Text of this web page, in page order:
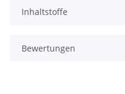
Inhaltstoffe
Bewertungen